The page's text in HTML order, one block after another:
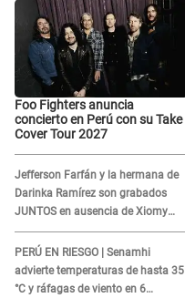
Foo Fighters anuncia
concierto en Perú con su Take
Cover Tour 2027
Jefferson Farfán y la hermana de
Darinka Ramírez son grabados
JUNTOS en ausencia de Xiomy
Kanashiro: "Siempre va
acompañada..."
PERÚ EN RIESGO | Senamhi
advierte temperaturas de hasta 35
°C y ráfagas de viento en 6